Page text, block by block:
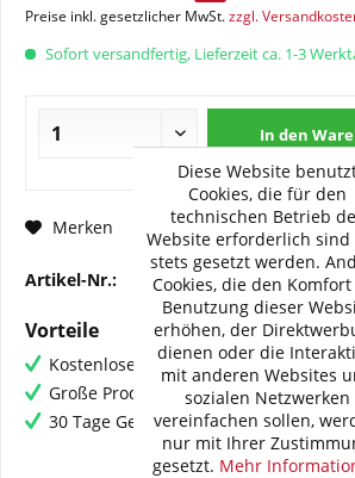
Preise inkl. gesetzlicher MwSt.zzgl.
Sofort versandfertig, Lieferzeit ca. 1-3
In den
Merken Fragen zum Artikel?
Artikel-Nr.: BI-BW002-WMB03
Vorteile
Kostenloser Versand ab € 60,-
Große Produktauswahl mit mehr als
30 Tage Geld-Zurück-Garantie
Diese Website
Cookies, die für den
technischen Betrieb
Website erforderlich sind
stets gesetzt werden.
Cookies, die den
Benutzung dieser
erhöhen, der
dienen oder die
mit anderen Websites
sozialen Netzwerken
vereinfachen sollen,
nur mit Ihrer
gesetzt. Mehr